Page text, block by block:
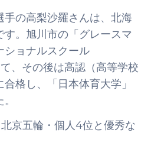
手の高梨沙羅さんは、北海
。旭川市の「グレースマ
ショナルスクール
、その後は高認（高等学校
格し、「日本体育大学」
京五輪・個人4位と優秀な